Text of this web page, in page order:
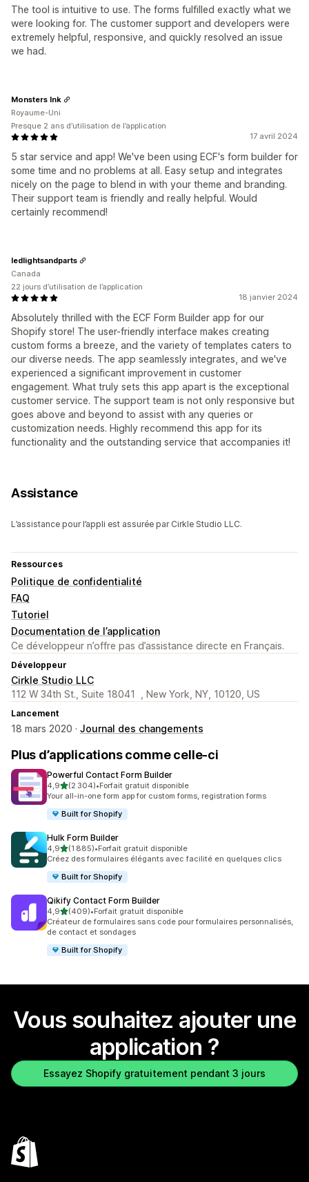
The tool is intuitive to use. The forms fulfilled exactly what we
were looking for. The customer support and developers were
extremely helpful, responsive, and quickly resolved an issue
we had.
17 avril 2024
5 star service and app! We've been using ECF's form builder for
some time and no problems at all. Easy setup and integrates
nicely on the page to blend in with your theme and branding.
Their support team is friendly and really helpful. Would
certainly recommend!
Monsters Ink
Royaume-Uni
Presque 2 ans d’utilisation de l’application
18 janvier 2024
Absolutely thrilled with the ECF Form Builder app for our
Shopify store! The user-friendly interface makes creating
custom forms a breeze, and the variety of templates caters to
our diverse needs. The app seamlessly integrates, and we've
experienced a significant improvement in customer
engagement. What truly sets this app apart is the exceptional
customer service. The support team is not only responsive but
goes above and beyond to assist with any queries or
customization needs. Highly recommend this app for its
functionality and the outstanding service that accompanies it!
ledlightsandparts
Canada
22 jours d’utilisation de l’application
Assistance
L’assistance pour l’appli est assurée par Cirkle Studio LLC.
Ressources
Politique de confidentialité
FAQ
Tutoriel
Documentation de l’application
Ce développeur n’offre pas d’assistance directe en Français.
Développeur
Cirkle Studio LLC
112 W 34th St., Suite 18041 , New York, NY, 10120, US
Lancement
18 mars 2020 · Journal des changements
Plus d’applications comme celle-ci
Powerful Contact Form Builder
4,9étoile(s) sur 5
(2 304)
2304 avis au total
•Forfait gratuit disponible
Your all-in-one form app for custom forms, registration forms
Built for Shopify
Hulk Form Builder
4,9étoile(s) sur 5
(1 885)
1885 avis au total
•Forfait gratuit disponible
Créez des formulaires élégants avec facilité en quelques clics
Built for Shopify
Qikify Contact Form Builder
4,9étoile(s) sur 5
(409)
409 avis au total
•Forfait gratuit disponible
Créateur de formulaires sans code pour formulaires personnalisés,
de contact et sondages
Built for Shopify
Vous souhaitez ajouter une
application ?
Essayez Shopify gratuitement pendant 3 jours